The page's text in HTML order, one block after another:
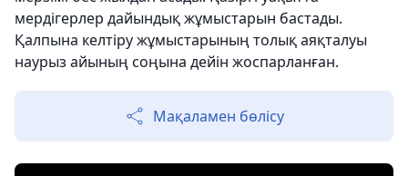
мердігерлер дайындық жұмыстарын бастады.
Қалпына келтіру жұмыстарының толық аяқталуы
наурыз айының соңына дейін жоспарланған.
Мақаламен бөлісу